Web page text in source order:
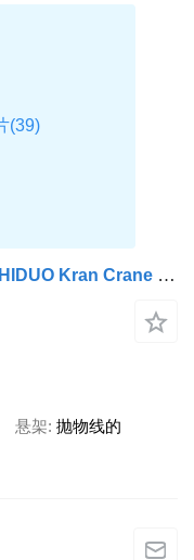
Volvo FM 400 8X4 HIAB 211 EP-5 HIDUO Kran Crane Full Steel VEB+ Euro 5
悬架 抛物线的